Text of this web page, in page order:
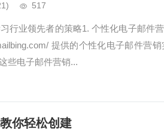
517
行业领先者的策略1. 个性化电子邮件
提供的个性化电子邮件营
些电子邮件营销...
你轻松创建